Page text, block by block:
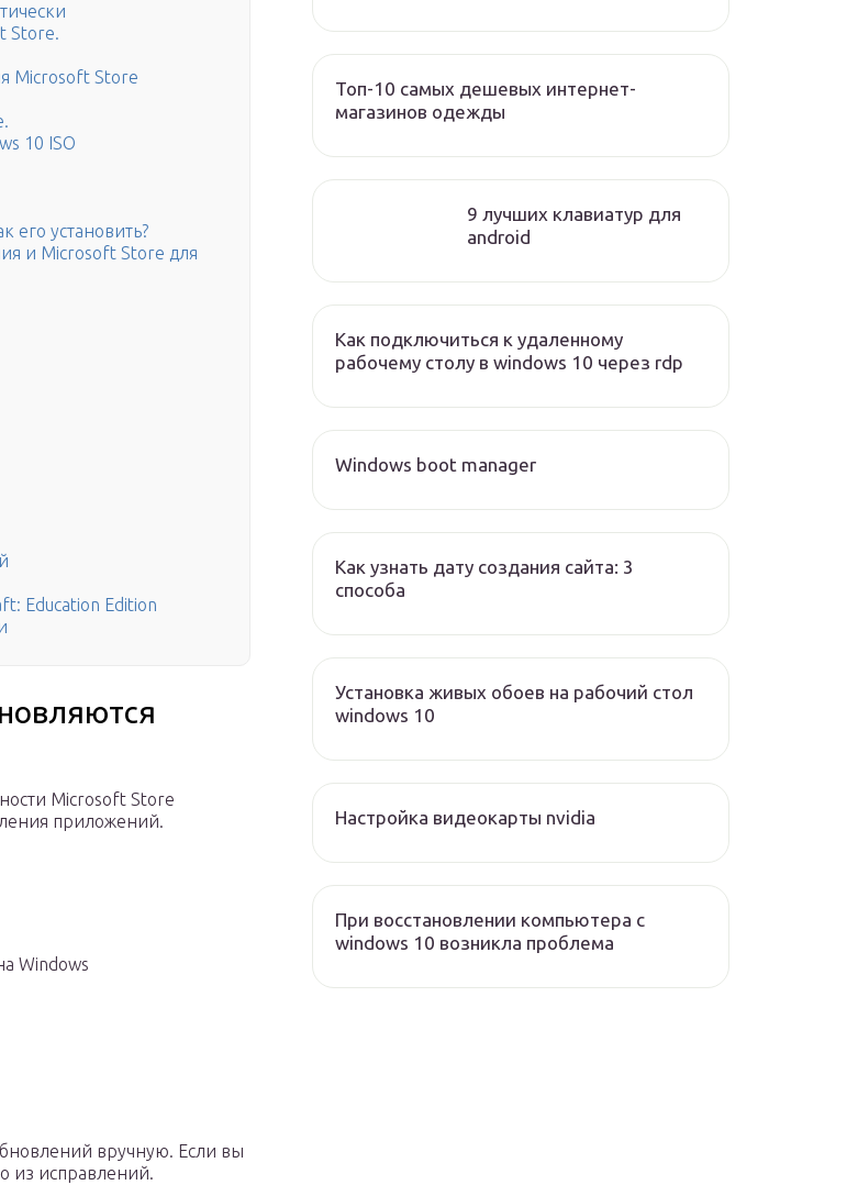
Store.
Microsoft Store
10 ISO
его установить?
и Microsoft Store для
Education Edition
Microsoft Store
приложений.
Windows
вручную. Если вы
из исправлений.
Топ-10 самых дешевых интернет-
магазинов одежды
9 лучших клавиатур для
android
Как подключиться к удаленному
рабочему столу в windows 10 через rdp
Windows boot manager
Как узнать дату создания сайта: 3
способа
Установка живых обоев на рабочий стол
windows 10
Настройка видеокарты nvidia
При восстановлении компьютера с
windows 10 возникла проблема